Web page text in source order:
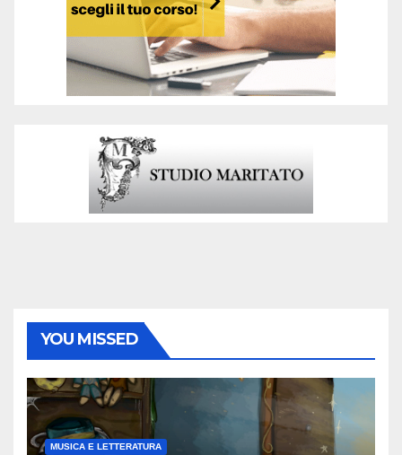
YOU MISSED
MUSICA E LETTERATURA